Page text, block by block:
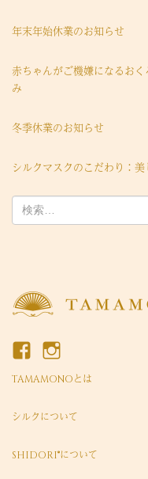
年末年始休業のお知らせ
赤ちゃんがご機嫌になるお
み
冬季休業のお知らせ
シルクマスクのこだわり：
索:
TAMAMONOとは
シルクについて
SHIDORI®について